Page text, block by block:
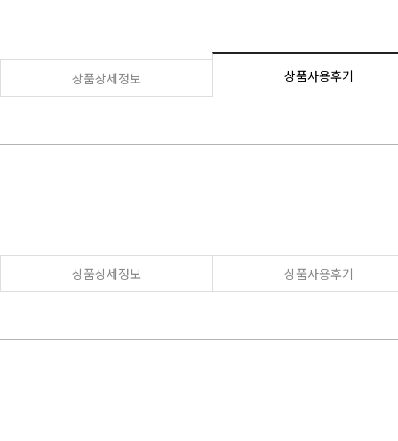
상품상세정보 상품사용후기
상품상세정보 상품사용후기